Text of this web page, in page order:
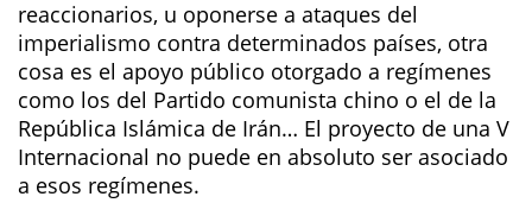
reaccionarios, u oponerse a ataques del
imperialismo contra determinados países, otra
cosa es el apoyo público otorgado a regímenes
como los del Partido comunista chino o el de la
República Islámica de Irán… El proyecto de una V
Internacional no puede en absoluto ser asociado
a esos regímenes.